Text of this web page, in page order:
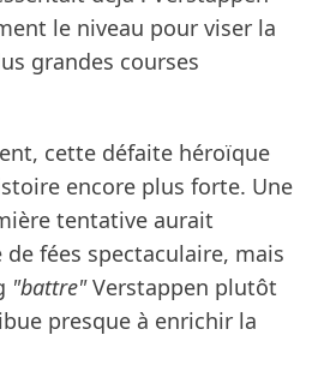
le niveau pour viser la
grandes courses
cette défaite héroïque
encore plus forte. Une
tentative aurait
fées spectaculaire, mais
"battre"Verstappen plutôt
presque à enrichir la